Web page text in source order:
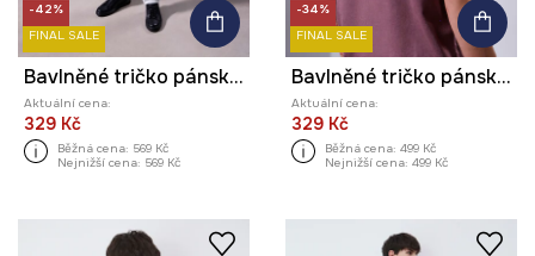
-42%
FINAL SALE
Bavlněné tričko pánské s elastanem z kolekce Science – Words of Wisdom
Aktuální cena:
329 Kč
Běžná cena: 569 Kč
Nejnižší cena: 569 Kč
-34%
FINAL SALE
Bavlněné tričko pánské z kolekce Science – Words of Wisdom
Aktuální cena:
329 Kč
Běžná cena: 499 Kč
Nejnižší cena: 499 Kč